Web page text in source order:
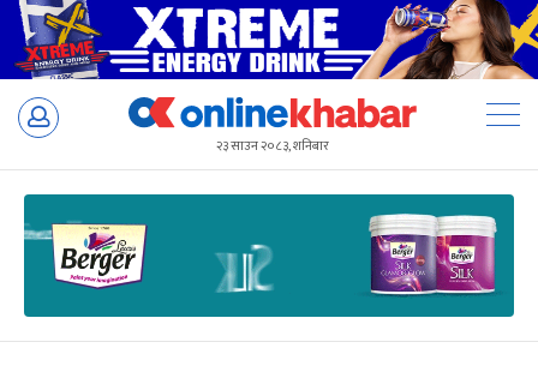
Skip
२३ साउन २०८३, शनिबार